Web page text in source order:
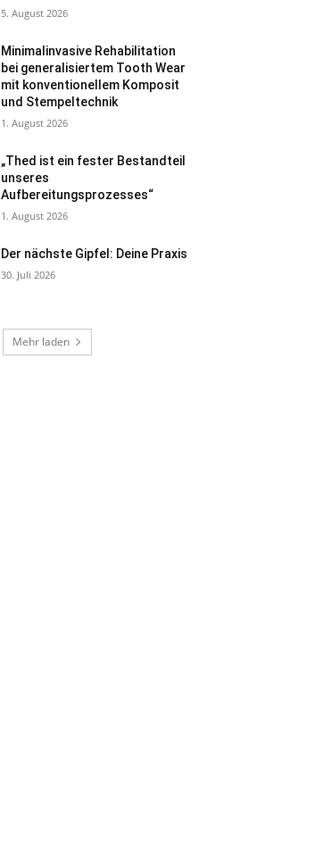
5. August 2026
Minimalinvasive Rehabilitation
bei generalisiertem Tooth Wear
mit konventionellem Komposit
und Stempeltechnik
1. August 2026
„Thed ist ein fester Bestandteil
unseres
Aufbereitungsprozesses“
1. August 2026
Der nächste Gipfel: Deine Praxis
30. Juli 2026
Mehr laden